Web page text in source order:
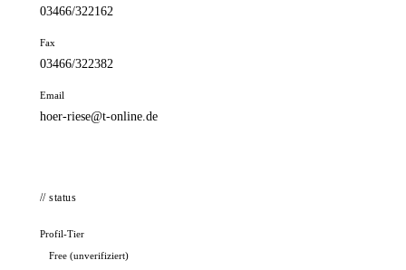
03466/322162
Fax
03466/322382
Email
hoer-riese@t-online.de
// status
Profil-Tier
Free (unverifiziert)